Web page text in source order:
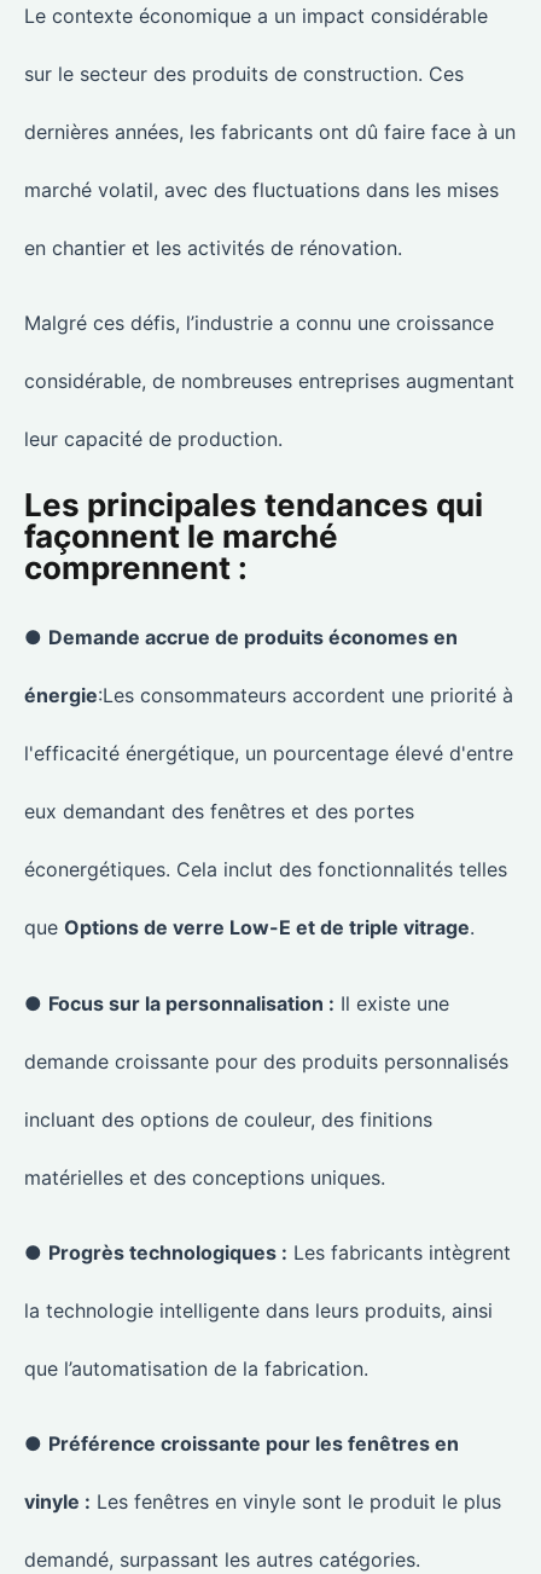
Le contexte économique a un impact considérable
sur le secteur des produits de construction. Ces
dernières années, les fabricants ont dû faire face à un
marché volatil, avec des fluctuations dans les mises
en chantier et les activités de rénovation.
Malgré ces défis, l’industrie a connu une croissance
considérable, de nombreuses entreprises augmentant
leur capacité de production.
Les principales tendances qui
façonnent le marché
comprennent :
● Demande accrue de produits économes en
énergie:Les consommateurs accordent une priorité à
l'efficacité énergétique, un pourcentage élevé d'entre
eux demandant des fenêtres et des portes
éconergétiques. Cela inclut des fonctionnalités telles
que Options de verre Low-E et de triple vitrage.
● Focus sur la personnalisation : Il existe une
demande croissante pour des produits personnalisés
incluant des options de couleur, des finitions
matérielles et des conceptions uniques.
● Progrès technologiques : Les fabricants intègrent
la technologie intelligente dans leurs produits, ainsi
que l’automatisation de la fabrication.
● Préférence croissante pour les fenêtres en
vinyle : Les fenêtres en vinyle sont le produit le plus
demandé, surpassant les autres catégories.